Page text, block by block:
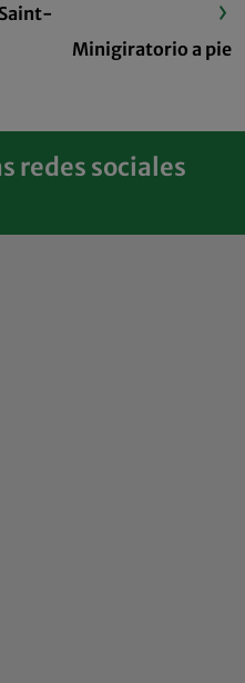
Minigiratorio a pie
redes sociales